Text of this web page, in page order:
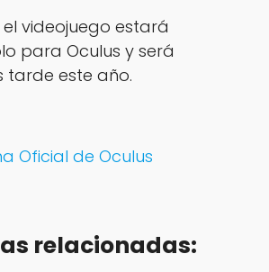
el videojuego estará
para Oculus y será
tarde este año.
Oficial de Oculus
relacionadas: